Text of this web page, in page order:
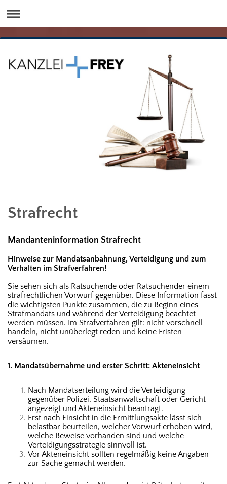
Strafrecht
Mandanteninformation Strafrecht
Hinweise zur Mandatsanbahnung, Verteidigung und zum
Verhalten im Strafverfahren!
Sie sehen sich als Ratsuchende oder Ratsuchender einem
strafrechtlichen Vorwurf gegenüber. Diese Information fasst
die wichtigsten Punkte zusammen, die zu Beginn eines
Strafmandats und während der Verteidigung beachtet
werden müssen. Im Strafverfahren gilt: nicht vorschnell
handeln, nicht unüberlegt reden und keine Fristen
versäumen.
1. Mandatsübernahme und erster Schritt: Akteneinsicht
Nach Mandatserteilung wird die Verteidigung
gegenüber Polizei, Staatsanwaltschaft oder Gericht
angezeigt und Akteneinsicht beantragt.
Erst nach Einsicht in die Ermittlungsakte lässt sich
belastbar beurteilen, welcher Vorwurf erhoben wird,
welche Beweise vorhanden sind und welche
Verteidigungsstrategie sinnvoll ist.
Vor Akteneinsicht sollten regelmäßig keine Angaben
zur Sache gemacht werden.